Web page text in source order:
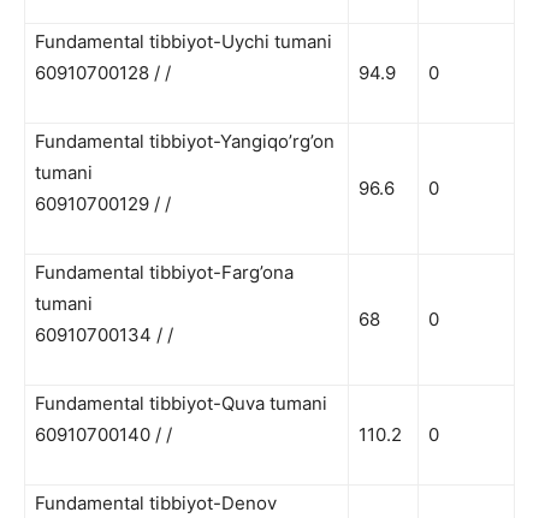
Fundamental tibbiyot-Uychi tumani
60910700128 / /
94.9 0
Fundamental tibbiyot-Yangiqo’rg’on
tumani
60910700129 / /
96.6 0
Fundamental tibbiyot-Farg’ona
tumani
60910700134 / /
68 0
Fundamental tibbiyot-Quva tumani
60910700140 / /
110.2 0
Fundamental tibbiyot-Denov